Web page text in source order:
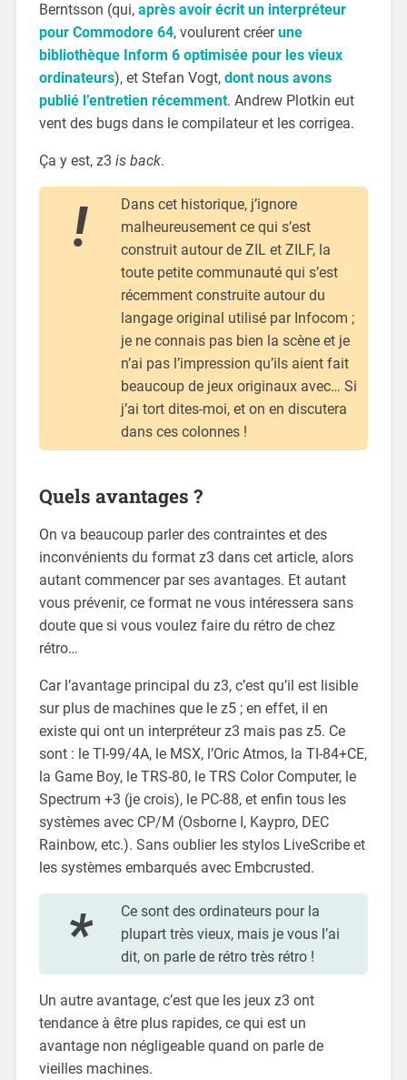
Berntsson (qui, après avoir écrit un interpréteur
pour Commodore 64, voulurent créerune
bibliothèque Inform 6 optimisée pour les vieux
ordinateurs), et Stefan Vogt, dont nous avons
publié l’entretien récemment. Andrew Plotkin eut
vent des bugs dans le compilateur et les corrigea.
Ça y est, z3 is back.
Dans cet historique, j’ignore
malheureusement ce qui s’est
construit autour de ZIL et ZILF, la
toute petite communauté qui s’est
récemment construite autour du
langage original utilisé par Infocom ;
je ne connais pas bien la scène et je
n’ai pas l’impression qu’ils aient fait
beaucoup de jeux originaux avec… Si
j’ai tort dites-moi, et on en discutera
dans ces colonnes !
Quels avantages ?
On va beaucoup parler des contraintes et des
inconvénients du format z3 dans cet article, alors
autant commencer par ses avantages. Et autant
vous prévenir, ce format ne vous intéressera sans
doute que si vous voulez faire du rétro de chez
rétro…
Car l’avantage principal du z3, c’est qu’il est lisible
sur plus de machines que le z5 ; en effet, il en
existe qui ont un interpréteur z3 mais pas z5. Ce
sont : le TI-99/4A, le MSX, l’Oric Atmos, la TI-84+CE,
la Game Boy, le TRS-80, le TRS Color Computer, le
Spectrum +3 (je crois), le PC-88, et enfin tous les
systèmes avec CP/M (Osborne I, Kaypro, DEC
Rainbow, etc.). Sans oublier les stylos LiveScribe et
les systèmes embarqués avec Embcrusted.
Ce sont des ordinateurs pour la
plupart très vieux, mais je vous l’ai
dit, on parle de rétro très rétro !
Un autre avantage, c’est que les jeux z3 ont
tendance à être plus rapides, ce qui est un
avantage non négligeable quand on parle de
vieilles machines.